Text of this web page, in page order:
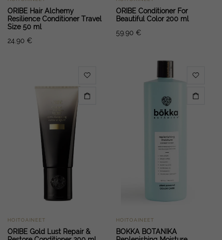
ORIBE Hair Alchemy
Resilience Conditioner Travel
Size 50 ml
24.90 €
ORIBE Conditioner For
Beautiful Color 200 ml
59.90 €
HOITOAINEET
ORIBE Gold Lust Repair &
HOITOAINEET
BOKKA BOTANIKA